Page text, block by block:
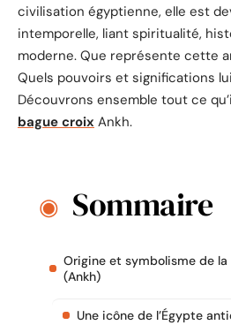
civilisation égyptienne, elle est
intemporelle, liant spiritualité,
moderne. Que représente cette
Quels pouvoirs et significations
Découvrons ensemble tout ce
bague croix Ankh.
Sommaire
Origine et symbolisme de
(Ankh)
Une icône de l’Égypte